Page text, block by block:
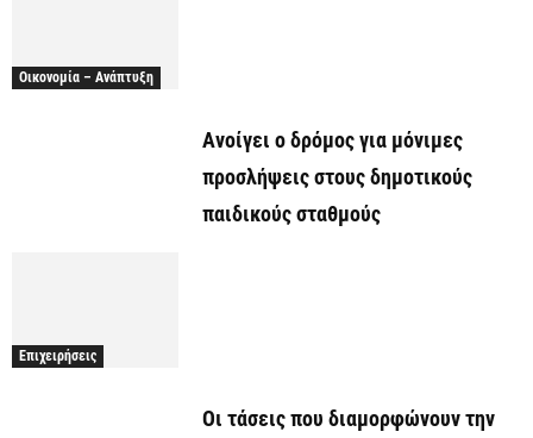
Οικονομία – Ανάπτυξη
Ανοίγει ο δρόμος για μόνιμες
προσλήψεις στους δημοτικούς
παιδικούς σταθμούς
Επιχειρήσεις
Οι τάσεις που διαμορφώνουν την